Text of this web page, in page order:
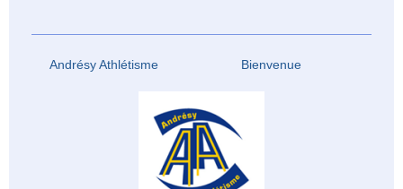
Andrésy Athlétisme Bienvenue